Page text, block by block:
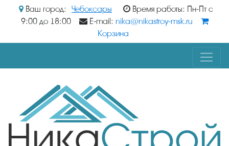
Ваш город: Чебоксары
Время работы: Пн-Пт с
9:00 до 18:00
E-mail: nika@nikastroy-msk.ru
Корзина